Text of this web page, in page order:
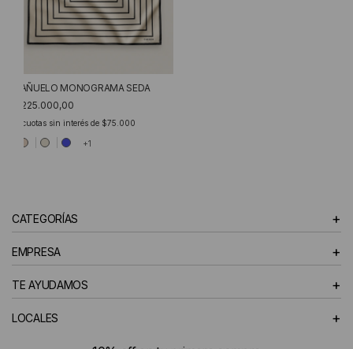
PAÑUELO MONOGRAMA SEDA
$225.000,00
cuotas sin interés de $75.000
+1
CATEGORÍAS +
EMPRESA +
TE AYUDAMOS +
LOCALES +